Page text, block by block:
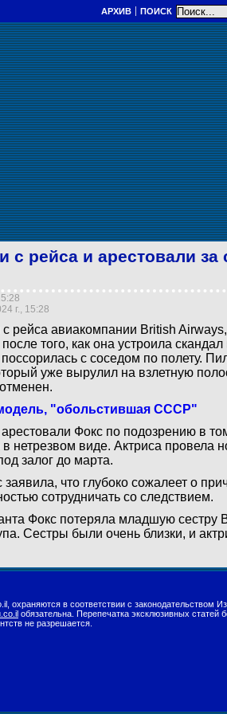
АРХИВ ПОИСК
с рейса и арестовали за
г., 15:28
рейса авиакомпании British
того, как она устроила
с соседом по полету.
уже вырулил на взлетную
"обольстившая СССР"
Фокс по подозрению в
нетрезвом виде. Актриса провела
залог до марта.
что глубоко сожалеет о
сотрудничать со следствием.
Фокс потеряла младшую сестру
Сестры были очень близки, и
охраняются в соответствии с законодательством
обязательна. Перепечатка эксклюзивных статей
не разрешается.